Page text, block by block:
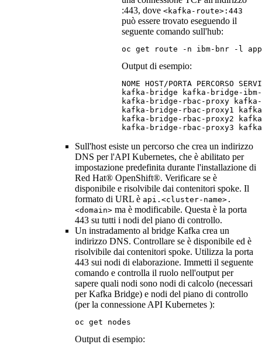
:443, dove <kafka-route>:443
può essere trovato eseguendo il
seguente comando sull'hub:
oc get route -n ibm-bnr -l
Output di esempio:
NOME HOST/PORTA PERCORSO
kafka-bridge kafka-bridge-ibm-
kafka-bridge-rbac-proxy kafka-
kafka-bridge-rbac-proxy1
kafka-bridge-rbac-proxy2
kafka-bridge-rbac-proxy3
Sull'host esiste un percorso che crea un indirizzo
DNS per l'API Kubernetes, che è abilitato per
impostazione predefinita durante l'installazione di
Red Hat® OpenShift®. Verificare se è
disponibile e risolvibile dai contenitori spoke. Il
formato di URL è api.<cluster-name>.
<domain> ma è modificabile. Questa è la porta
443 su tutti i nodi del piano di controllo.
Un instradamento al bridge Kafka crea un
indirizzo DNS. Controllare se è disponibile ed è
risolvibile dai contenitori spoke. Utilizza la porta
443 sui nodi di elaborazione. Immetti il seguente
comando e controlla il ruolo nell'output per
sapere quali nodi sono nodi di calcolo (necessari
per Kafka Bridge) e nodi del piano di controllo
(per la connessione API Kubernetes ):
oc get nodes
Output di esempio: